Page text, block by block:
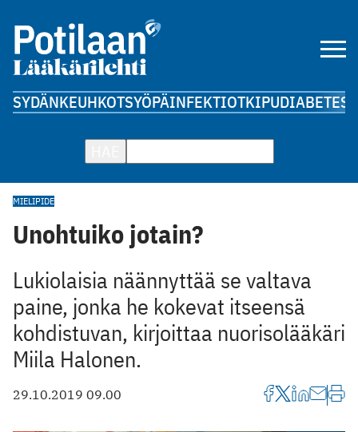
SYDÄNKEUHKOTSYÖPÄINFEKTIOTKIPUDIABETES
MIELIPIDE
Unohtuiko jotain?
Lukiolaisia näännyttää se valtava
paine, jonka he kokevat itseensä
kohdistuvan, kirjoittaa nuorisolääkäri
Miila Halonen.
29.10.2019 09.00